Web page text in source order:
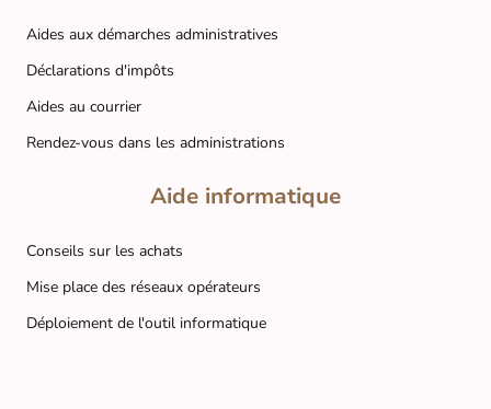
Aides aux démarches administratives
Déclarations d'impôts
Aides au courrier
Rendez-vous dans les administrations
Aide informatique
Conseils sur les achats
Mise place des réseaux opérateurs
Déploiement de l'outil informatique